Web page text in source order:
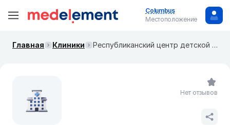
Columbus
Местоположение
Главная Клиники Республиканский центр детской хирургической стоматологии
Нет отзывов